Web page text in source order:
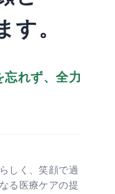
す。
忘れず、全力
しく、笑顔で過
る医療ケアの提